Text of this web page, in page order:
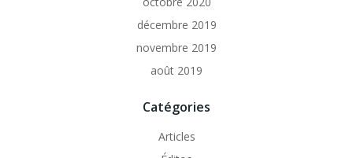
décembre 2019
novembre 2019
août 2019
Catégories
Articles